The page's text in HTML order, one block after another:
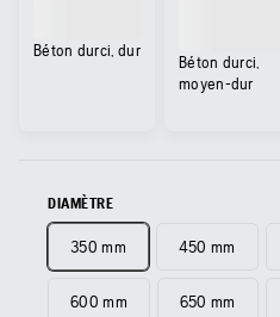
Béton durci, dur
Béton durci,
moyen-dur
DIAMÈTRE
350 mm 450 mm
600 mm 650 mm